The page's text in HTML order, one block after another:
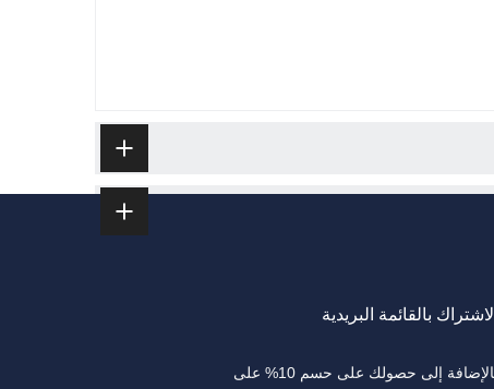
الاشتراك بالقائمة البريدية
بالإضافة إلى حصولك على حسم 10% على